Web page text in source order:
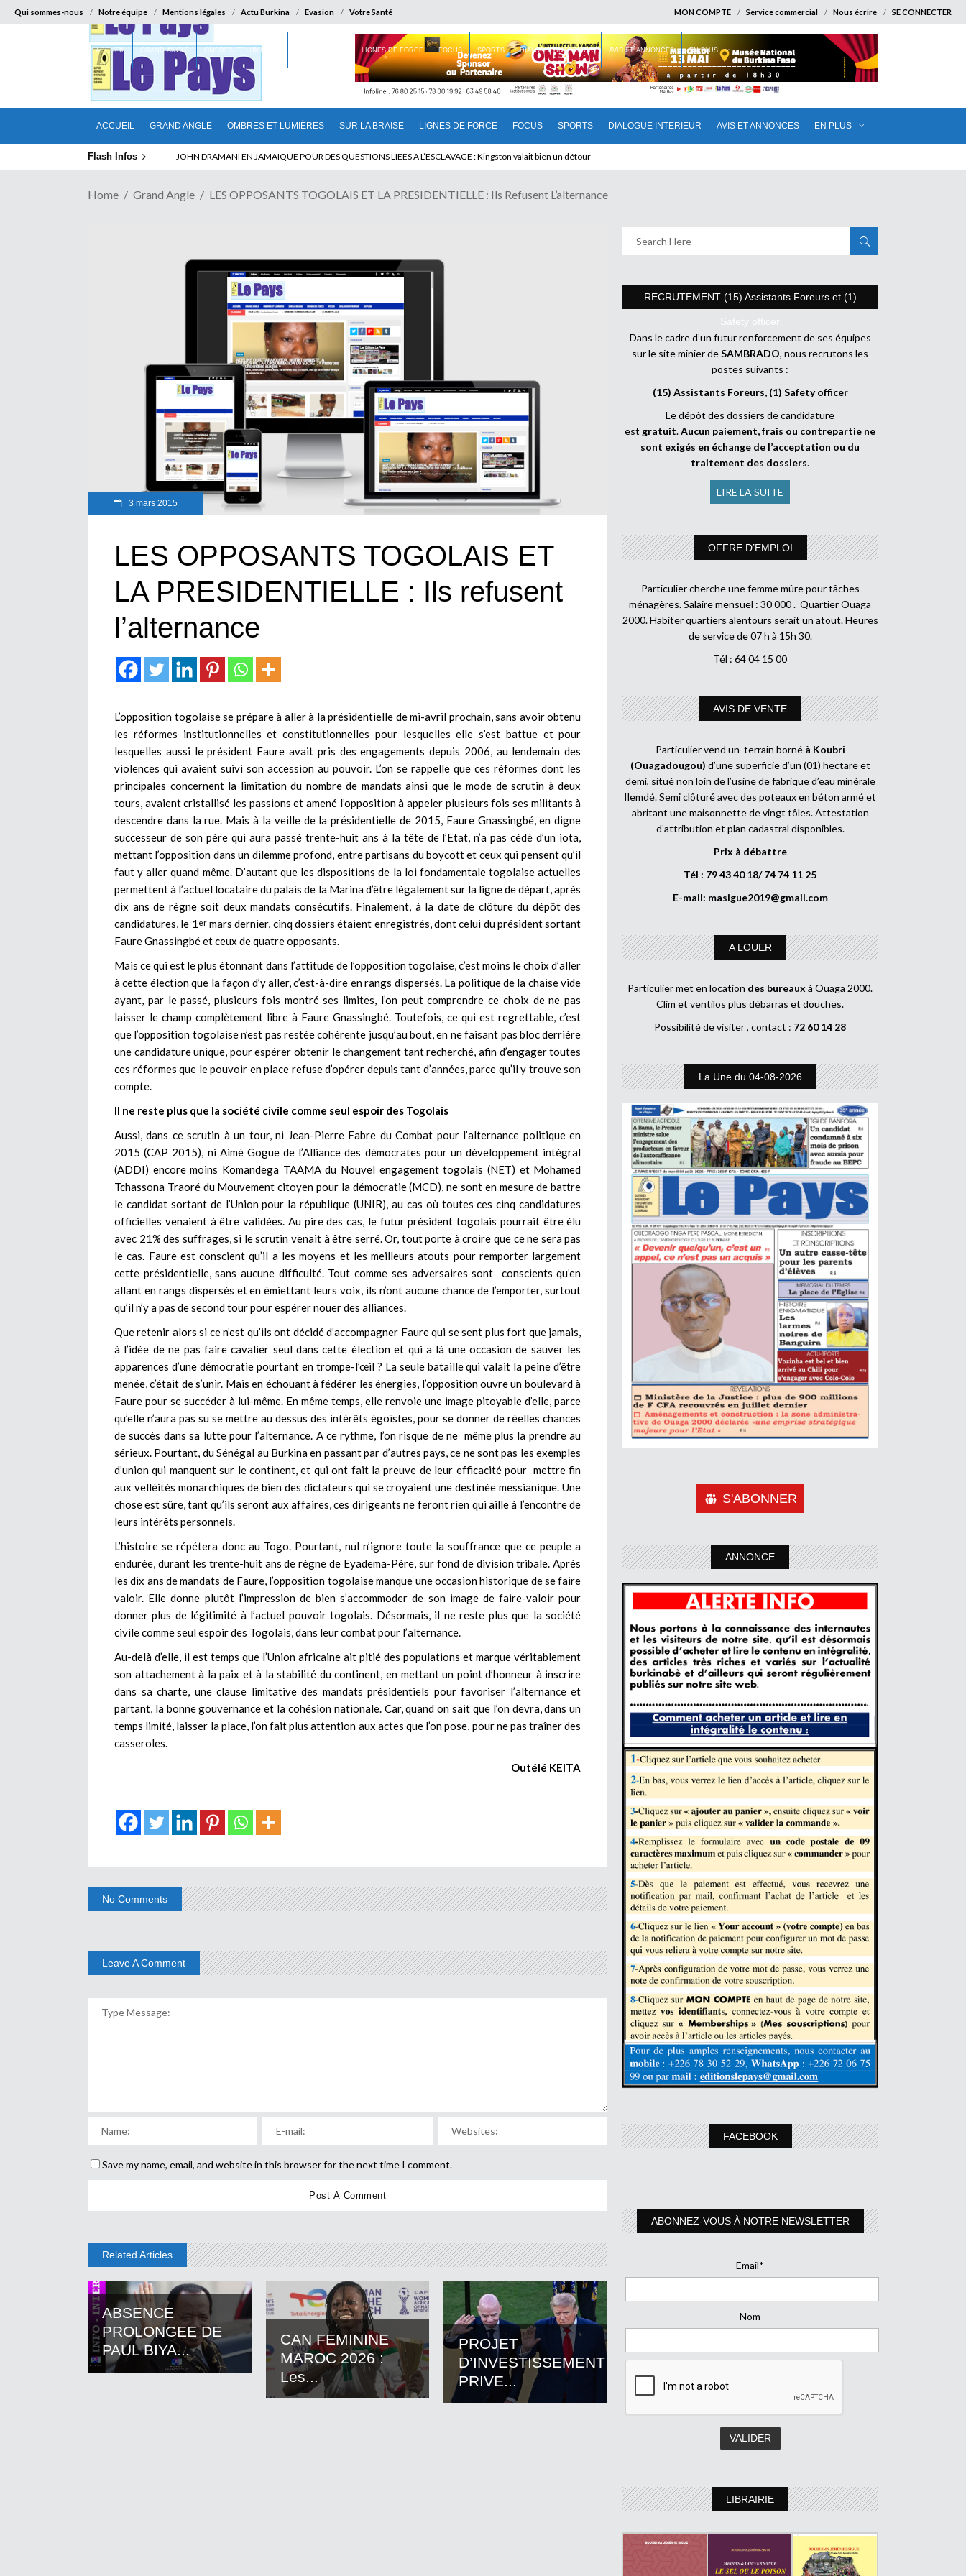
Qui sommes-nous Notre équipe Mentions légales Actu Burkina Evasion Votre Santé MON COMPTE Service commercial Nous écrire SE CONNECTER
ACCUEIL GRAND ANGLE OMBRES ET LUMIÈRES SUR LA BRAISE LIGNES DE FORCE FOCUS SPORTS DIALOGUE INTERIEUR AVIS ET ANNONCES EN PLUS
ACCUEIL GRAND ANGLE OMBRES ET LUMIÈRES LIGNES DE FORCE FOCUS SPORTS DIALOGUE INTERIEUR AVIS ET ANNONCES EN PLUS
Flash Infos ABSENCE PROLONGEE DE PAUL BIYA DU CAMEROUN : Qui pilote le Cameroun ?
Home Grand Angle LES OPPOSANTS TOGOLAIS ET LA PRESIDENTIELLE : Ils Refusent L’alternance
3 mars 2015
LES OPPOSANTS TOGOLAIS ET
LA PRESIDENTIELLE : Ils refusent
l’alternance
L’opposition togolaise se prépare à aller à la présidentielle de mi-avril prochain, sans avoir obtenu
les réformes institutionnelles et constitutionnelles pour lesquelles elle s’est battue et pour
lesquelles aussi le président Faure avait pris des engagements depuis 2006, au lendemain des
violences qui avaient suivi son accession au pouvoir. L’on se rappelle que ces réformes dont les
principales concernent la limitation du nombre de mandats ainsi que le mode de scrutin à deux
tours, avaient cristallisé les passions et amené l’opposition à appeler plusieurs fois ses militants à
descendre dans la rue. Mais à la veille de la présidentielle de 2015, Faure Gnassingbé, en digne
successeur de son père qui aura passé trente-huit ans à la tête de l’Etat, n’a pas cédé d’un iota,
mettant l’opposition dans un dilemme profond, entre partisans du boycott et ceux qui pensent qu’il
faut y aller quand même. D’autant que les dispositions de la loi fondamentale togolaise actuelles
permettent à l’actuel locataire du palais de la Marina d’être légalement sur la ligne de départ, après
dix ans de règne soit deux mandats consécutifs. Finalement, à la date de clôture du dépôt des
candidatures, le 1 ermars dernier, cinq dossiers étaient enregistrés, dont celui du président sortant
Faure Gnassingbé et ceux de quatre opposants.
Mais ce qui est le plus étonnant dans l’attitude de l’opposition togolaise, c’est moins le choix d’aller
à cette élection que la façon d’y aller, c’est-à-dire en rangs dispersés. La politique de la chaise vide
ayant, par le passé, plusieurs fois montré ses limites, l’on peut comprendre ce choix de ne pas
laisser le champ complètement libre à Faure Gnassingbé. Toutefois, ce qui est regrettable, c’est
que l’opposition togolaise n’est pas restée cohérente jusqu’au bout, en ne faisant pas bloc derrière
une candidature unique, pour espérer obtenir le changement tant recherché, afin d’engager toutes
ces réformes que le pouvoir en place refuse d’opérer depuis tant d’années, parce qu’il y trouve son
compte.
Il ne reste plus que la société civile comme seul espoir des Togolais
Aussi, dans ce scrutin à un tour, ni Jean-Pierre Fabre du Combat pour l’alternance politique en
2015 (CAP 2015), ni Aimé Gogue de l’Alliance des démocrates pour un développement intégral
(ADDI) encore moins Komandega TAAMA du Nouvel engagement togolais (NET) et Mohamed
Tchassona Traoré du Mouvement citoyen pour la démocratie (MCD), ne sont en mesure de battre
le candidat sortant de l’Union pour la république (UNIR), au cas où toutes ces cinq candidatures
officielles venaient à être validées. Au pire des cas, le futur président togolais pourrait être élu
avec 21% des suffrages, si le scrutin venait à être serré. Or, tout porte à croire que ce ne sera pas
le cas. Faure est conscient qu’il a les moyens et les meilleurs atouts pour remporter largement
cette présidentielle, sans aucune difficulté. Tout comme ses adversaires sont conscients qu’en
allant en rangs dispersés et en émiettant leurs voix, ils n’ont aucune chance de l’emporter, surtout
qu’il n’y a pas de second tour pour espérer nouer des alliances.
Que retenir alors si ce n’est qu’ils ont décidé d’accompagner Faure qui se sent plus fort que jamais,
à l’idée de ne pas faire cavalier seul dans cette élection et qui a là une occasion de sauver les
apparences d’une démocratie pourtant en trompe-l’œil ? La seule bataille qui valait la peine d’être
menée, c’était de s’unir. Mais en échouant à fédérer les énergies, l’opposition ouvre un boulevard à
Faure pour se succéder à lui-même. En même temps, elle renvoie une image pitoyable d’elle, parce
qu’elle n’aura pas su se mettre au dessus des intérêts égoïstes, pour se donner de réelles chances
de succès dans sa lutte pour l’alternance. A ce rythme, l’on risque de ne même plus la prendre au
sérieux. Pourtant, du Sénégal au Burkina en passant par d’autres pays, ce ne sont pas les exemples
d’union qui manquent sur le continent, et qui ont fait la preuve de leur efficacité pour mettre fin
aux velléités monarchiques de bien des dictateurs qui se croyaient une destinée messianique. Une
chose est sûre, tant qu’ils seront aux affaires, ces dirigeants ne feront rien qui aille à l’encontre de
leurs intérêts personnels.
L’histoire se répétera donc au Togo. Pourtant, nul n’ignore toute la souffrance que ce peuple a
endurée, durant les trente-huit ans de règne de Eyadema-Père, sur fond de division tribale. Après
les dix ans de mandats de Faure, l’opposition togolaise manque une occasion historique de se faire
valoir. Elle donne plutôt l’impression de bien s’accommoder de son image de faire-valoir pour
donner plus de légitimité à l’actuel pouvoir togolais. Désormais, il ne reste plus que la société
civile comme seul espoir des Togolais, dans leur combat pour l’alternance.
Au-delà d’elle, il est temps que l’Union africaine ait pitié des populations et marque véritablement
son attachement à la paix et à la stabilité du continent, en mettant un point d’honneur à inscrire
dans sa charte, une clause limitative des mandats présidentiels pour favoriser l’alternance et
partant, la bonne gouvernance et la cohésion nationale. Car, quand on sait que l’on devra, dans un
temps limité, laisser la place, l’on fait plus attention aux actes que l’on pose, pour ne pas traîner des
casseroles.
Outélé KEITA
No Comments
Leave A Comment
Save my name, email, and website in this browser for the next time I comment.
Related Articles
ABSENCE
PROLONGEE DE
PAUL BIYA...
CAN FEMININE
MAROC 2026 :
Les...
PROJET
D’INVESTISSEMENT
PRIVE...
RECRUTEMENT (15) Assistants Foreurs et (1)
Safety officer
Dans le cadre d’un futur renforcement de ses équipes
sur le site minier deSAMBRADO, nous recrutons les
postes suivants :
(15) Assistants Foreurs, (1) Safety officer
Le dépôt des dossiers de candidature
est gratuit.Aucun paiement, frais ou contrepartie ne
sont exigés en échange de l’acceptation ou du
traitement des dossiers.
LIRE LA SUITE
OFFRE D’EMPLOI
Particulier cherche une femme mûre pour tâches
ménagères. Salaire mensuel : 30 000 . Quartier Ouaga
2000. Habiter quartiers alentours serait un atout. Heures
de service de 07 h à 15h 30.
Tél : 64 04 15 00
AVIS DE VENTE
Particulier vend un terrain borné à Koubri
(Ouagadougou) d’une superficie d’un (01) hectare et
demi, situé non loin de l’usine de fabrique d’eau minérale
Ilemdé. Semi clôturé avec des poteaux en béton armé et
abritant une maisonnette de vingt tôles. Attestation
d’attribution et plan cadastral disponibles.
Prix à débattre
Tél : 79 43 40 18/ 74 74 11 25
E-mail: masigue2019@gmail.com
A LOUER
Particulier met en location des bureaux à Ouaga 2000.
Clim et ventilos plus débarras et douches.
Possibilité de visiter , contact : 72 60 14 28
La Une du 04-08-2026
S'ABONNER
ANNONCE
FACEBOOK
ABONNEZ-VOUS À NOTRE NEWSLETTER
Email*
Nom
LIBRAIRIE